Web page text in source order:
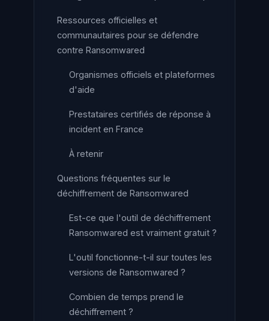
Ressources officielles et
communautaires pour se défendre
contre Ransomwared
Organismes officiels et plateformes
d'aide
Prestataires certifiés de réponse à
incident en France
À retenir
Questions fréquentes sur le
déchiffrement de Ransomwared
Est-ce que l'outil de déchiffrement
Ransomwared est vraiment gratuit ?
L'outil fonctionne-t-il sur toutes les
versions de Ransomwared ?
Combien de temps prend le
déchiffrement ?